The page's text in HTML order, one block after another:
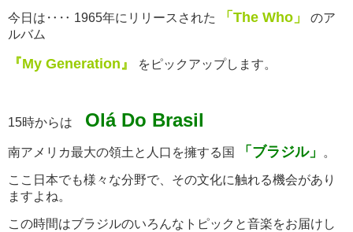
今日は‥‥ 1965年にリリースされた 「The Who」
のア
ルバム
『My Generation』 をピックアップします。
15時からは Olá Do Brasil
南アメリカ最大の領土と人口を擁する国 「ブラジル」 。
ここ日本でも様々な分野で、その文化に触れる機会があり
ますよね。
この時間はブラジルのいろんなトピックと音楽をお届けし